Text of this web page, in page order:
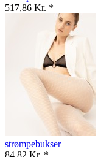
517,86 Kr. *
strømpebukser
84,82 Kr. *